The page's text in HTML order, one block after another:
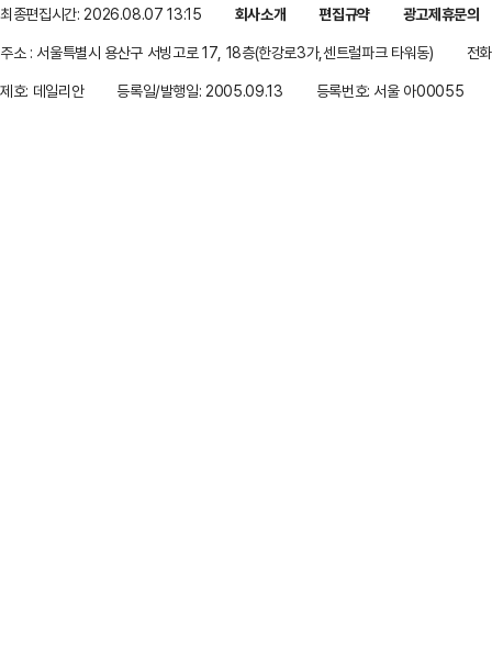
최종편집시간: 2026.08.07 13:15 회사소개 편집규약
광고제휴문의
주소 : 서울특별시 용산구 서빙고로 17, 18층(한강로3가,센트럴파크 타워동)
전
제호: 데일리안
등록일/발행일: 2005.09.13 등록번호: 서울 아00055